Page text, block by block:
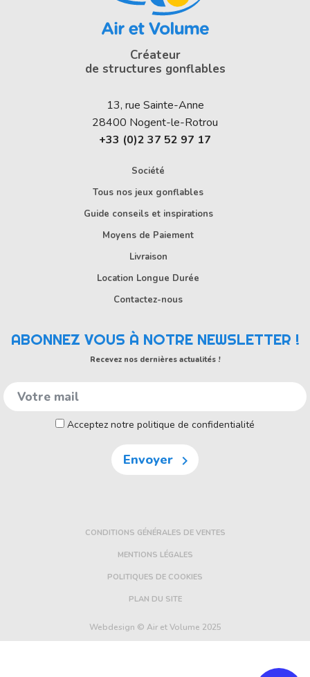
Créateur
de structures gonflables
13, rue Sainte-Anne
28400 Nogent-le-Rotrou
+33 (0)2 37 52 97 17
Société
Tous nos jeux gonflables
Guide conseils et inspirations
Moyens de Paiement
Livraison
Location Longue Durée
Contactez-nous
ABONNEZ VOUS À NOTRE NEWSLETTER !
Recevez nos dernières actualités !
Acceptez notre politique de confidentialité
Envoyer 
CONDITIONS GÉNÉRALES DE VENTES
MENTIONS LÉGALES
POLITIQUES DE COOKIES
PLAN DU SITE
Webdesign © Air et Volume 2025